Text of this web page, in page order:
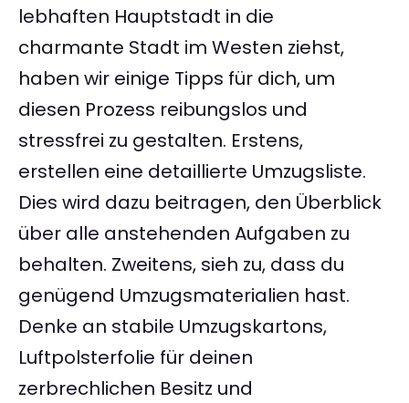
lebhaften Hauptstadt in die
charmante Stadt im Westen ziehst,
haben wir einige Tipps für dich, um
diesen Prozess reibungslos und
stressfrei zu gestalten. Erstens,
erstellen eine detaillierte Umzugsliste.
Dies wird dazu beitragen, den Überblick
über alle anstehenden Aufgaben zu
behalten. Zweitens, sieh zu, dass du
genügend Umzugsmaterialien hast.
Denke an stabile Umzugskartons,
Luftpolsterfolie für deinen
zerbrechlichen Besitz und